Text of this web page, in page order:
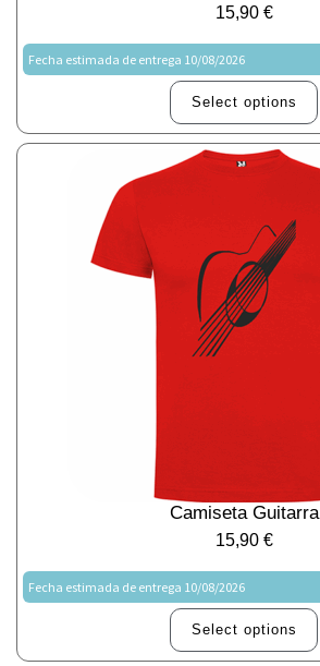
15,90 €
Fecha estimada de entrega 10/08/2026
Select options
Camiseta Guitarra
15,90 €
Fecha estimada de entrega 10/08/2026
Select options